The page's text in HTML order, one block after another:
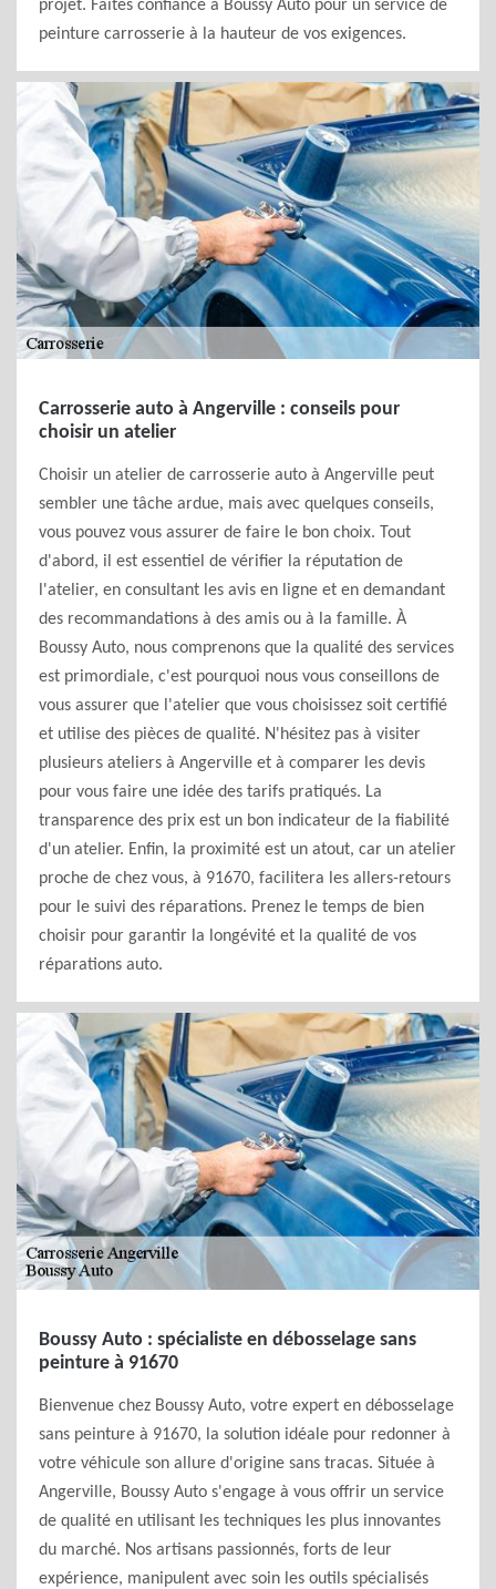
projet. Faites confiance à Boussy Auto pour un service de
peinture carrosserie à la hauteur de vos exigences.
Carrosserie auto à Angerville : conseils pour
choisir un atelier
Choisir un atelier de carrosserie auto à Angerville peut
sembler une tâche ardue, mais avec quelques conseils,
vous pouvez vous assurer de faire le bon choix. Tout
d'abord, il est essentiel de vérifier la réputation de
l'atelier, en consultant les avis en ligne et en demandant
des recommandations à des amis ou à la famille. À
Boussy Auto, nous comprenons que la qualité des services
est primordiale, c'est pourquoi nous vous conseillons de
vous assurer que l'atelier que vous choisissez soit certifié
et utilise des pièces de qualité. N'hésitez pas à visiter
plusieurs ateliers à Angerville et à comparer les devis
pour vous faire une idée des tarifs pratiqués. La
transparence des prix est un bon indicateur de la fiabilité
d'un atelier. Enfin, la proximité est un atout, car un atelier
proche de chez vous, à 91670, facilitera les allers-retours
pour le suivi des réparations. Prenez le temps de bien
choisir pour garantir la longévité et la qualité de vos
réparations auto.
Boussy Auto : spécialiste en débosselage sans
peinture à 91670
Bienvenue chez Boussy Auto, votre expert en débosselage
sans peinture à 91670, la solution idéale pour redonner à
votre véhicule son allure d'origine sans tracas. Située à
Angerville, Boussy Auto s'engage à vous offrir un service
de qualité en utilisant les techniques les plus innovantes
du marché. Nos artisans passionnés, forts de leur
expérience, manipulent avec soin les outils spécialisés